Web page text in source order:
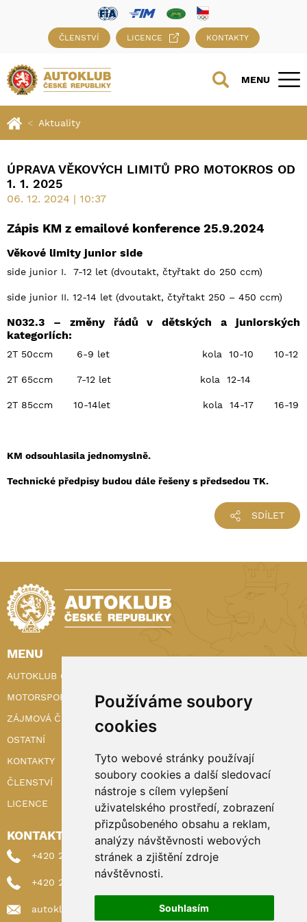
Používáme soubory
cookies
Tyto webové stránky používají
soubory cookies a další sledovací
nástroje s cílem vylepšení
uživatelského prostředí, zobrazení
přizpůsobeného obsahu a reklam,
analýzy návštěvnosti webových
stránek a zjištění zdroje
návštěvnosti.
Souhlasím
ČLENSTVÍ LICENCE KONTAKTY
MENU
Aktuality
ÚPRAVA VĚKOVÝCH LIMITŮ PRO MOTOKROS OD
1. 1. 2025
06. 12. 2024 | 10:37
Zápis KM z emailové konference 25.9.2024
Věkové limity junior side
side junior I. 7-12 let (dvoutakt, čtyřtakt do 250 ccm)
side junior II. 12-14 let (dvoutakt, čtyřtakt 250 – 450 ccm)
N032.3 – změny řádů v dětských a juniorských
kategoriích:
2T 50ccm 6-9 let kola 10-10 10-12
2T 65ccm 7-12 let kola 12-14
2T 85ccm 10-14let kola 14-17 16-19
KM odsouhlasila jednomyslně.
Technické předpisy budou dále řešeny s předsedou TK.
SDÍLET
MENU
AUTOKLUB ČR
MOTORSPORT
ZÁJMOVÁ ČINNOST
OSTATNÍ
KONTAKTY
ČLENSTVÍ
LICENCE
KONTAKTY
+420 222 898 224 (sekretariat)
+420 222 898 221 (členství)
autoklub@autoklub.cz